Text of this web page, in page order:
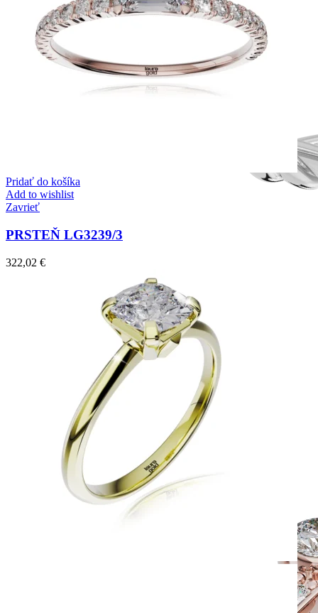
Twist Elegance
Zásnubné prstne z kolekcie Twist Elegance.
Pridať do košíka
Add to wishlist
Zavrieť
PRSTEŇ LG3239/3
322,02 €